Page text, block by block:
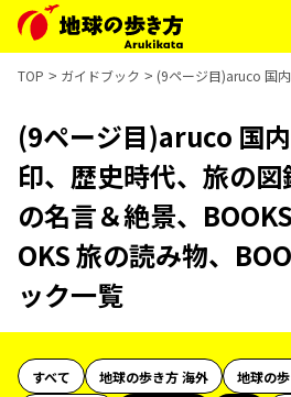
TOP ガイドブック (9ページ目)aruco 国
(9ページ目)aruco 国
印、歴史時代、旅の図
の名言＆絶景、
OKS 旅の読み物、
ック一覧
すべて 地球の歩き方 海外
地球の